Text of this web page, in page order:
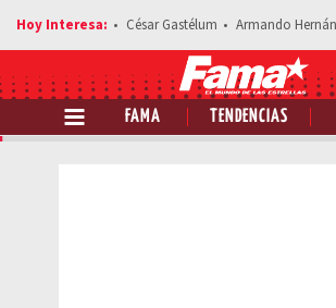
César Gastélum Armando
FAMA TENDENCIAS